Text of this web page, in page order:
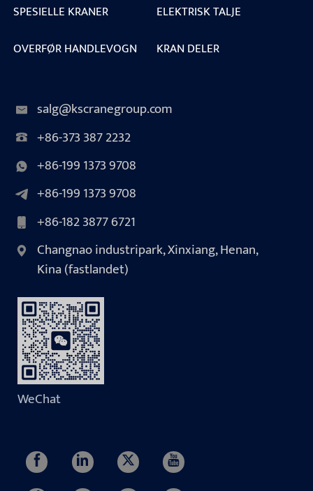
SPESIELLE KRANER
ELEKTRISK TALJE
OVERFØR HANDLEVOGN
KRAN DELER
salg@kscranegroup.com
+86-373 387 2232
+86-199 1373 9708
+86-199 1373 9708
+86-182 3877 6721
Changnao industripark, Xinxiang, Henan,
Kina (fastlandet)
WeChat